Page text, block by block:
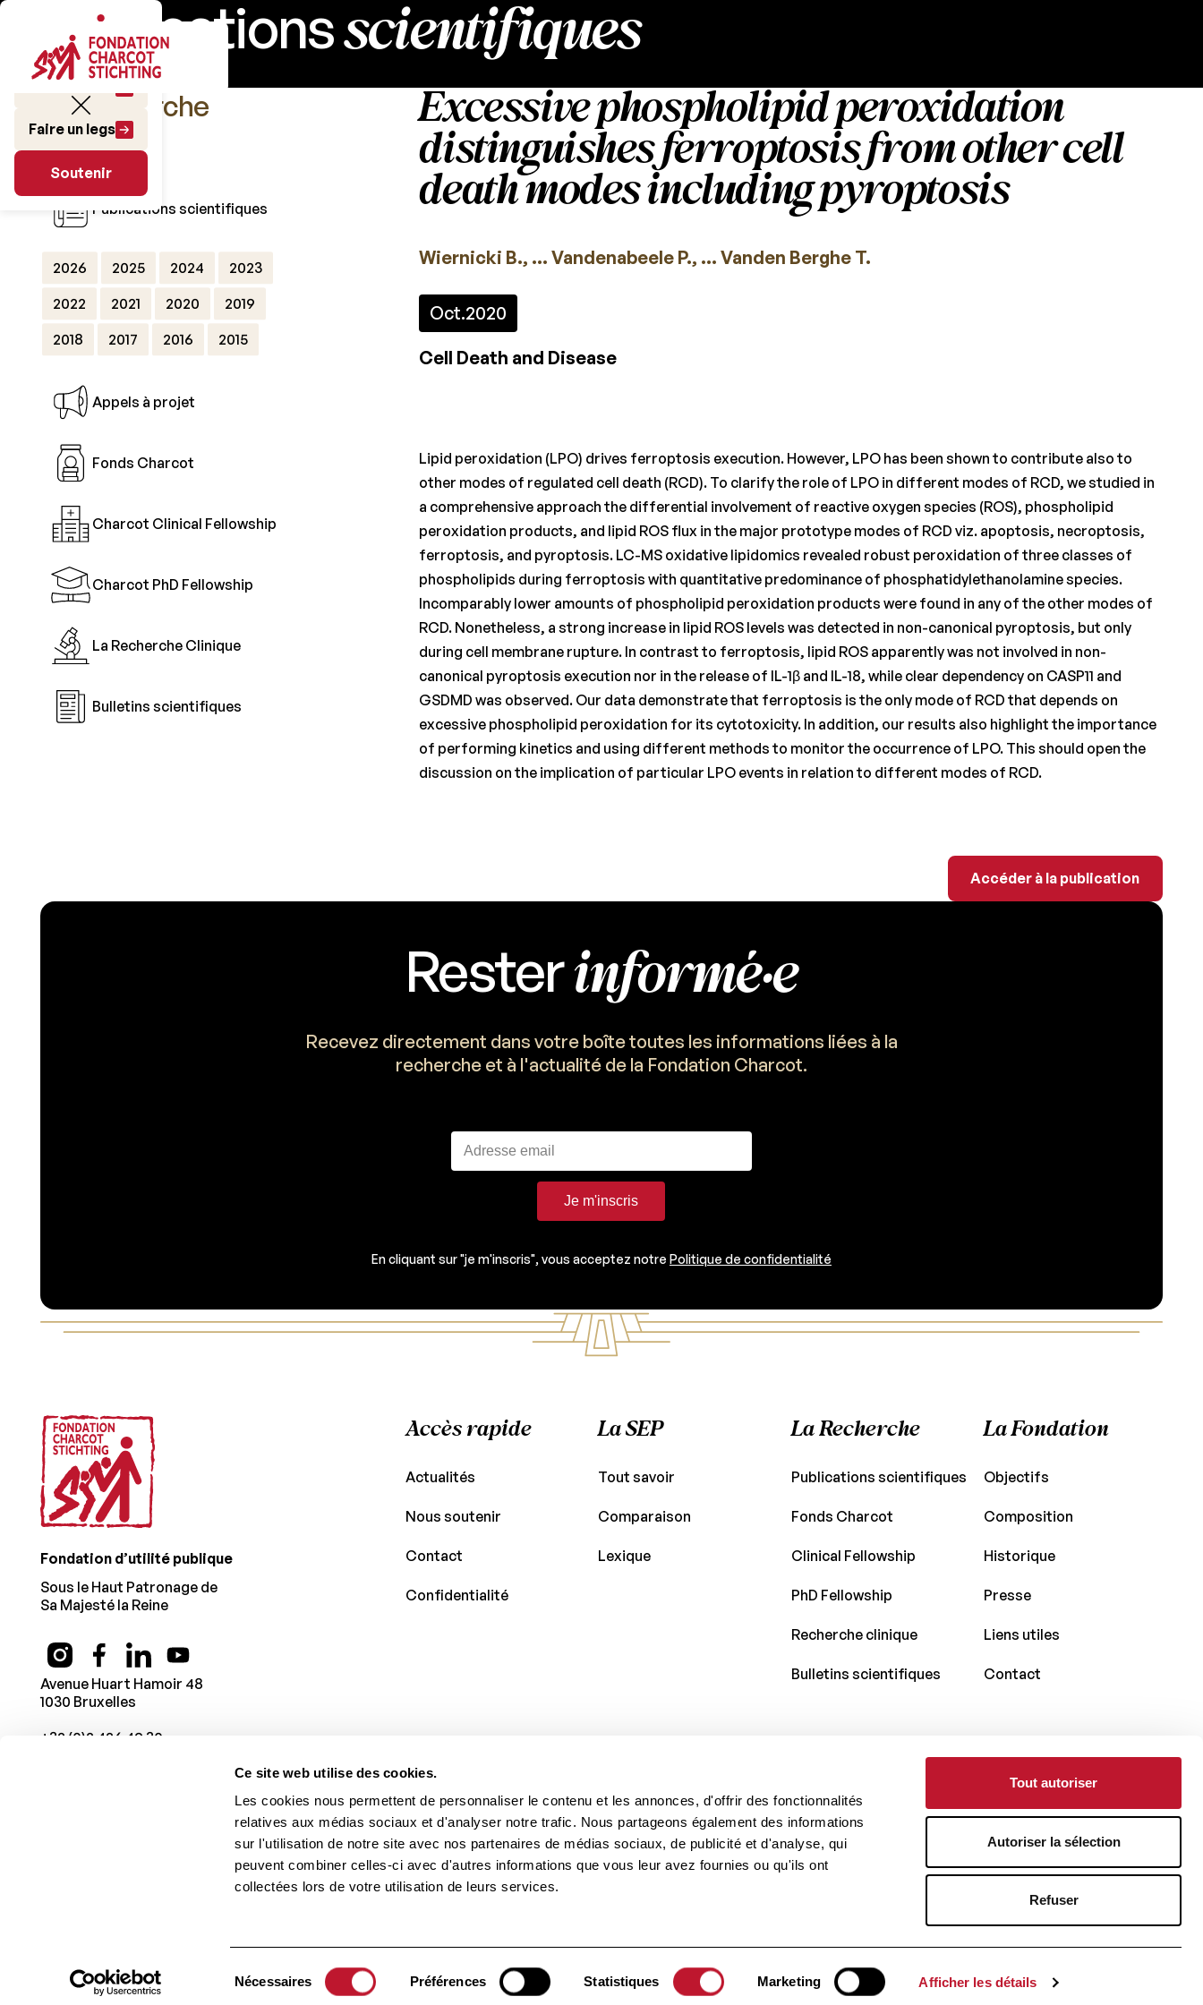
Ce site web utilise des cookies.
Les cookies nous permettent de personnaliser le contenu et les annonces, d'offrir des fonctionnalités
relatives aux médias sociaux et d'analyser notre trafic. Nous partageons également des informations
sur l'utilisation de notre site avec nos partenaires de médias sociaux, de publicité et d'analyse, qui
peuvent combiner celles-ci avec d'autres informations que vous leur avez fournies ou qu'ils ont
collectées lors de votre utilisation de leurs services.
Nécessaires Préférences Statistiques Marketing Afficher les détails
Tout autoriser
Autoriser la sélection
Refuser
Faire un legs
Soutenir
Publicationsscientifiques
La Recherche
Publications scientifiques
2026 2025 2024
2023
2022
2021 2020
2019
2018
2017 2016 2015
Appels à projet
Fonds Charcot
Charcot Clinical Fellowship
Charcot PhD Fellowship
La Recherche Clinique
Bulletins scientifiques
Excessive phospholipid peroxidation
distinguishes ferroptosis from other cell
death modes including pyroptosis
Wiernicki B., … Vandenabeele P., … Vanden Berghe T.
Oct.2020
Cell Death and Disease
Lipid peroxidation (LPO) drives ferroptosis execution. However, LPO has been shown to contribute also to
other modes of regulated cell death (RCD). To clarify the role of LPO in different modes of RCD, we studied in
a comprehensive approach the differential involvement of reactive oxygen species (ROS), phospholipid
peroxidation products, and lipid ROS flux in the major prototype modes of RCD viz. apoptosis, necroptosis,
ferroptosis, and pyroptosis. LC-MS oxidative lipidomics revealed robust peroxidation of three classes of
phospholipids during ferroptosis with quantitative predominance of phosphatidylethanolamine species.
Incomparably lower amounts of phospholipid peroxidation products were found in any of the other modes of
RCD. Nonetheless, a strong increase in lipid ROS levels was detected in non-canonical pyroptosis, but only
during cell membrane rupture. In contrast to ferroptosis, lipid ROS apparently was not involved in non-
canonical pyroptosis execution nor in the release of IL-1β and IL-18, while clear dependency on CASP11 and
GSDMD was observed. Our data demonstrate that ferroptosis is the only mode of RCD that depends on
excessive phospholipid peroxidation for its cytotoxicity. In addition, our results also highlight the importance
of performing kinetics and using different methods to monitor the occurrence of LPO. This should open the
discussion on the implication of particular LPO events in relation to different modes of RCD.
Accéder à la
Accéder à la publication
Resterinformé·e
Recevez directement dans votre boîte toutes les informations liées à la
recherche et à l'actualité de la Fondation Charcot.
Je m'inscris
En cliquant sur "je m'inscris", vous acceptez notre Politique de confidentialité
Footer
Fondation d’utilité publique
Sous le Haut Patronage de
Sa Majesté la Reine
Avenue Huart Hamoir 48
1030 Bruxelles
+32 (0)2 426 49 30
Accès rapide
Actualités
Nous soutenir
Contact
Confidentialité
La SEP
Tout savoir
Comparaison
Lexique
La Recherche
Publications scientifiques
Fonds Charcot
Clinical Fellowship
PhD Fellowship
Recherche clinique
Bulletins scientifiques
La Fondation
Objectifs
Composition
Historique
Presse
Liens utiles
Contact